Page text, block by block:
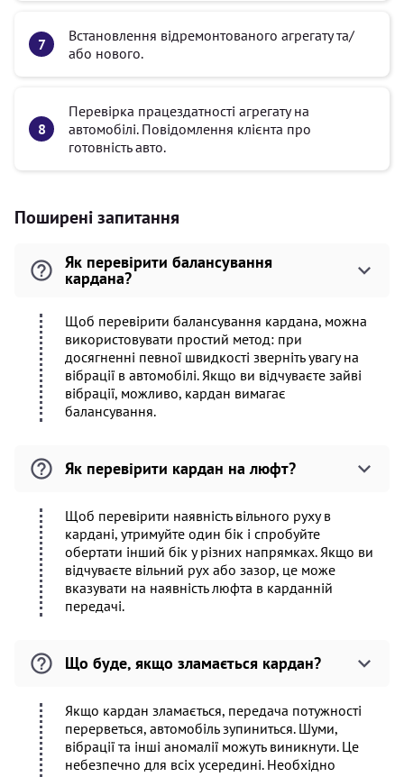
Встановлення відремонтованого агрегату та/
або нового.
Перевірка працездатності агрегату на
автомобілі. Повідомлення клієнта про
готовність авто.
Поширені запитання
Як перевірити балансування
кардана?
Щоб перевірити балансування кардана, можна
використовувати простий метод: при
досягненні певної швидкості зверніть увагу на
вібрації в автомобілі. Якщо ви відчуваєте зайві
вібрації, можливо, кардан вимагає
балансування.
Як перевірити кардан на люфт?
Щоб перевірити наявність вільного руху в
кардані, утримуйте один бік і спробуйте
обертати інший бік у різних напрямках. Якщо ви
відчуваєте вільний рух або зазор, це може
вказувати на наявність люфта в карданній
передачі.
Що буде, якщо зламається кардан?
Якщо кардан зламається, передача потужності
перерветься, автомобіль зупиниться. Шуми,
вібрації та інші аномалії можуть виникнути. Це
небезпечно для всіх усередині. Необхідно